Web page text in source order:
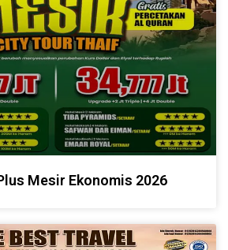
Mesir Ekonomis 2026